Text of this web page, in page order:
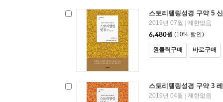
스토리텔링성경 구약 5
2019년 07월 | 제한없음
6,480원 (10% 할인)
원클릭구매 바로구매
스토리텔링성경 구약 3
2019년 04월 | 제한없음